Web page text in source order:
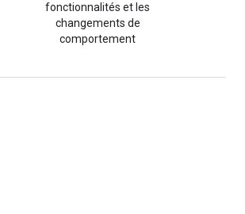
fonctionnalités et les
changements de
comportement